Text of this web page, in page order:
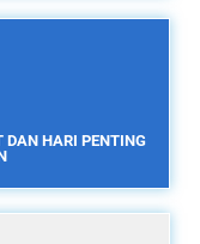
DAN HARI PENTING